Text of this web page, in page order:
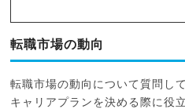
転職市場の動向
転職市場の動向について質問し
キャリアプランを決める際に役